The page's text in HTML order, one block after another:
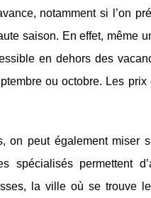
notamment si l’on
saison. En effet, même
en dehors des
ou octobre. Les
on peut également miser
spécialisés permettent
la ville où se trouve